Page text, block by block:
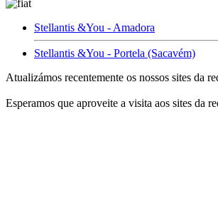
Stellantis &You - Amadora
Stellantis &You - Portela (Sacavém)
Atualizámos recentemente os nossos sites da
Esperamos que aproveite a visita aos sites da